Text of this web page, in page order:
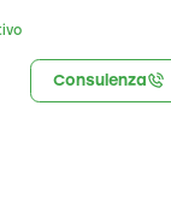
Consulenza